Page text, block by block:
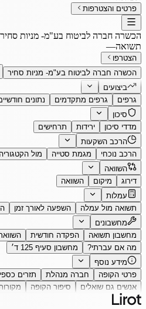
פרטים והצטרפות
הכשרה חברה לביטוח בע"מ- מניות סחיר
תשואה—
הצטרפו
הכשרה חברה לביטוח בע"מ- מניות סחיר
ביצועים
גרפים
גרפים מתקדמים נתונים
סיכון
מדדי סיכון
ירידות
תרחישים
הרכב השקעות
הרכב נוכחי
מגמת סטייה
מול הקטגוריה
השוואה
דירוג
מיקום
השוואה
עמלות
תשואה מול עמלה
השפעה לאורך זמן
מחשבונים
מחשבון תשואה
הפקדה חודשית
מה אם עברתי?
מחשבון סעיף 125 ד׳
מידע נוסף
פרטי הקופה
חברה מנהלת תזרים
אנשים גם שואלים
סיפור הקופה